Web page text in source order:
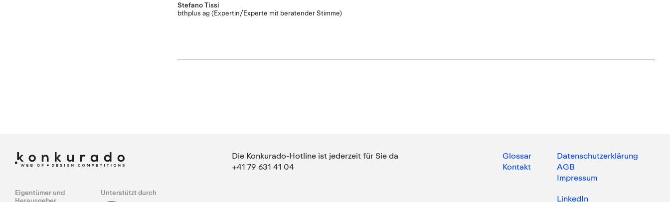
Stefano Tissi
bthplus ag (Expertin/Experte mit beratender Stimme)
Eigentümer und
Unterstützt durch
Die Konkurado-Hotline ist jederzeit für Sie da
+41 79 631 41 04
Glossar
Kontakt
Datenschutzerklärung
AGB
Impressum
LinkedIn